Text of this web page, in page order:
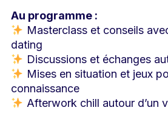
Au programme :
Masterclass et conseils
dating
Discussions et échanges
Mises en situation et jeux
connaissance
Afterwork chill autour d’un